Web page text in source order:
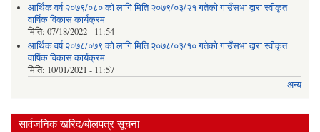
आर्थिक वर्ष २०७९/०८० को लागि मिति २०७९/०३/२१ गतेको गाउँसभा द्वारा स्वीकृत
वार्षिक विकास कार्यक्रम
मिति: 07/18/2022 - 11:54
आर्थिक वर्ष २०७८/०७९ को लागि मिति २०७८/०३/१० गतेको गाउँसभा द्वारा स्वीकृत
वार्षिक विकास कार्यक्रम
मिति: 10/01/2021 - 11:57
अन्य
सार्वजनिक खरिद/बोलपत्र सूचना